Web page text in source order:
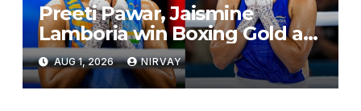
Preeti Pawar, Jaismine
Lamboria win Boxing Gold at
Commonwealth Games 2026
AUG 1, 2026 NIRVAY